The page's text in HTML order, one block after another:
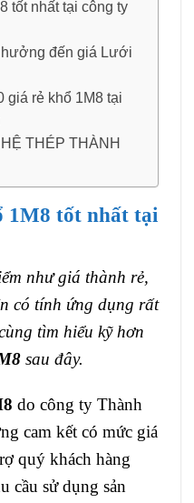
tốt nhất tại công ty
đến giá Lưới
giá rẻ khổ 1M8 tại
THÉP THÀNH
1M8 tốt nhất tại
như giá thành rẻ,
có tính ứng dụng rất
tìm hiểu kỹ hơn
sau đây.
do công ty Thành
cam kết có mức giá
quý khách hàng
cầu sử dụng sản